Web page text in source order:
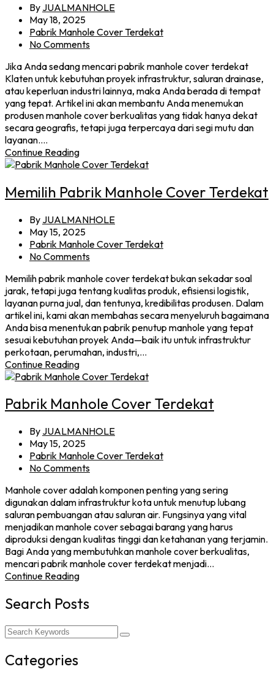
By JUALMANHOLE
May 18, 2025
Pabrik Manhole Cover Terdekat
No Comments
Jika Anda sedang mencari pabrik manhole cover terdekat
Klaten untuk kebutuhan proyek infrastruktur, saluran drainase,
atau keperluan industri lainnya, maka Anda berada di tempat
yang tepat. Artikel ini akan membantu Anda menemukan
produsen manhole cover berkualitas yang tidak hanya dekat
secara geografis, tetapi juga terpercaya dari segi mutu dan
layanan.…
Continue Reading
Memilih Pabrik Manhole Cover Terdekat
By JUALMANHOLE
May 15, 2025
Pabrik Manhole Cover Terdekat
No Comments
Memilih pabrik manhole cover terdekat bukan sekadar soal
jarak, tetapi juga tentang kualitas produk, efisiensi logistik,
layanan purna jual, dan tentunya, kredibilitas produsen. Dalam
artikel ini, kami akan membahas secara menyeluruh bagaimana
Anda bisa menentukan pabrik penutup manhole yang tepat
sesuai kebutuhan proyek Anda—baik itu untuk infrastruktur
perkotaan, perumahan, industri,…
Continue Reading
Pabrik Manhole Cover Terdekat
By JUALMANHOLE
May 15, 2025
Pabrik Manhole Cover Terdekat
No Comments
Manhole cover adalah komponen penting yang sering
digunakan dalam infrastruktur kota untuk menutup lubang
saluran pembuangan atau saluran air. Fungsinya yang vital
menjadikan manhole cover sebagai barang yang harus
diproduksi dengan kualitas tinggi dan ketahanan yang terjamin.
Bagi Anda yang membutuhkan manhole cover berkualitas,
mencari pabrik manhole cover terdekat menjadi…
Continue Reading
Search Posts
Categories